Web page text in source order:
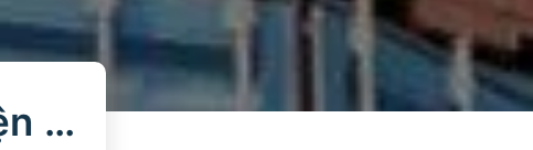
Thủ tục nhập khẩu quạt điện từ A-Z: Quy trình, thuế, HS Code & chính sách mới nhất